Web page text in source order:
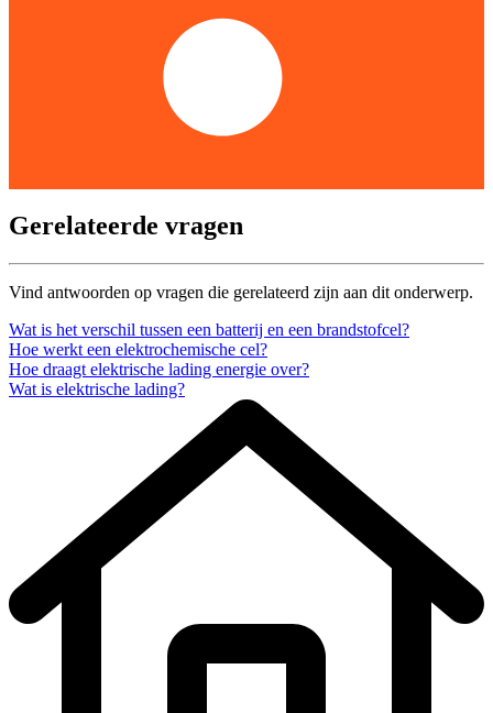
Gerelateerde vragen
Vind antwoorden op vragen die gerelateerd zijn aan dit onderwerp.
Wat is het verschil tussen een batterij en een brandstofcel?
Hoe werkt een elektrochemische cel?
Hoe draagt elektrische lading energie over?
Wat is elektrische lading?